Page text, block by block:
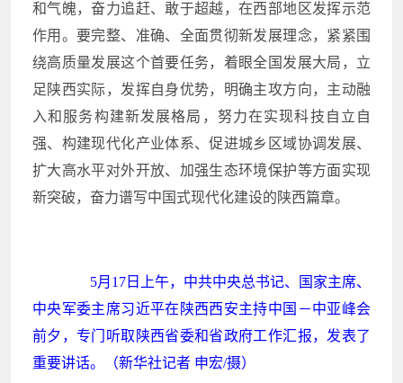
和气魄，奋力追赶、敢于超越，在西部地区发挥示范
作用。要完整、准确、全面贯彻新发展理念，紧紧围
绕高质量发展这个首要任务，着眼全国发展大局，立
足陕西实际，发挥自身优势，明确主攻方向，主动融
入和服务构建新发展格局，努力在实现科技自立自
强、构建现代化产业体系、促进城乡区域协调发展、
扩大高水平对外开放、加强生态环境保护等方面实现
新突破，奋力谱写中国式现代化建设的陕西篇章。
5月17日上午，中共中央总书记、国家主席、
中央军委主席习近平在陕西西安主持中国－中亚峰会
前夕，专门听取陕西省委和省政府工作汇报，发表了
重要讲话。（新华社记者 申宏/摄）